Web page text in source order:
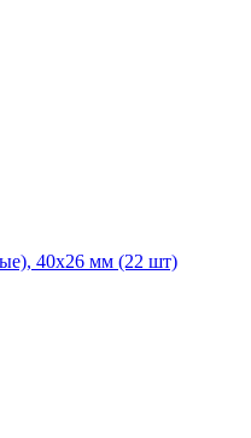
40х26 мм (22 шт)